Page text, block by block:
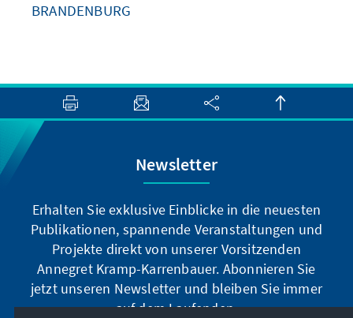
BRANDENBURG
Newsletter
Erhalten Sie exklusive Einblicke in die neuesten
Publikationen, spannende Veranstaltungen und
Projekte direkt von unserer Vorsitzenden
Annegret Kramp-Karrenbauer. Abonnieren Sie
jetzt unseren Newsletter und bleiben Sie immer
auf dem Laufenden.